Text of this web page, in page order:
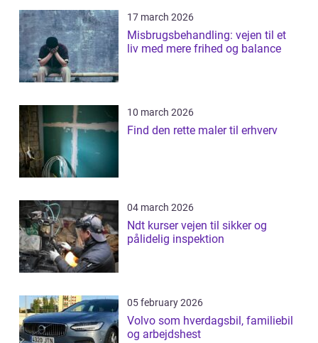
17 march 2026
Misbrugsbehandling: vejen til et
liv med mere frihed og balance
10 march 2026
Find den rette maler til erhverv
04 march 2026
Ndt kurser vejen til sikker og
pålidelig inspektion
05 february 2026
Volvo som hverdagsbil, familiebil
og arbejdshest